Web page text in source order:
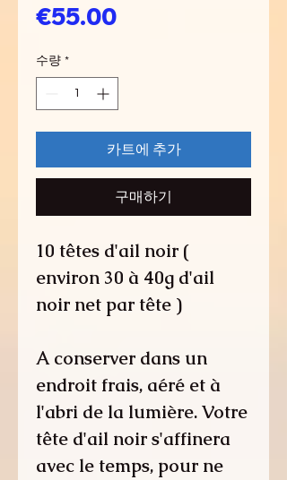
€55.00가
수량 *
카트에 추가
구매하기
10 têtes d'ail noir (
environ 30 à 40g d'ail
noir net par tête )
A conserver dans un
endroit frais, aéré et à
l'abri de la lumière. Votre
tête d'ail noir s'affinera
avec le temps, pour ne